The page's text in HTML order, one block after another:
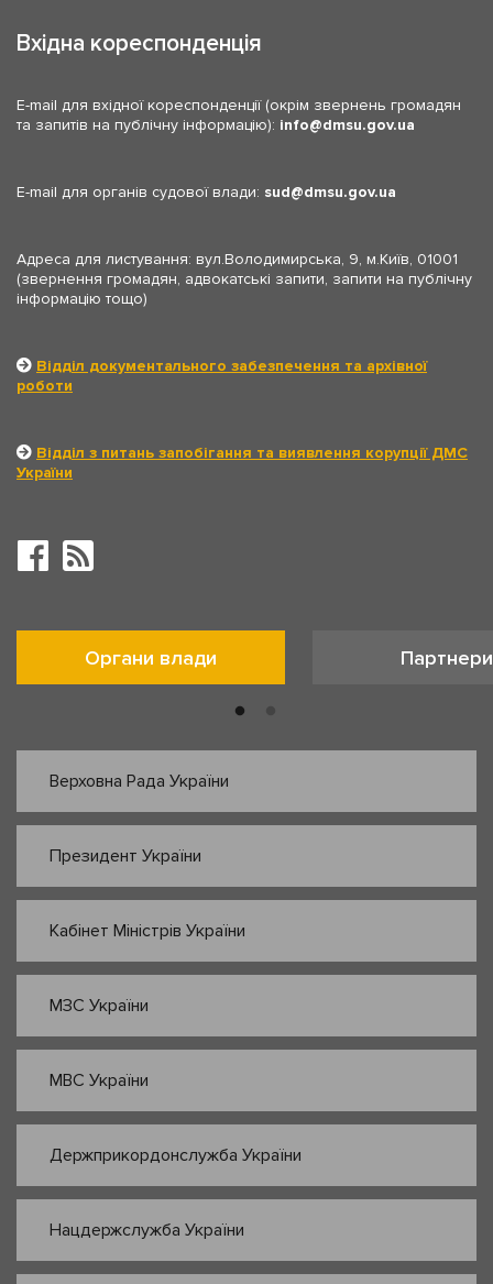
Вхідна кореспонденція
E-mail для вхідної кореспонденції (окрім звернень громадян
та запитів на публічну інформацію): info dmsu.gov.ua
E-mail для органів судової влади: sud dmsu.gov.ua
Адреса для листування: вул.Володимирська, 9, м.Київ, 01001
(звернення громадян, адвокатські запити, запити на публічну
інформацію тощо)
Відділ документального забезпечення та архівної
роботи
Відділ з питань запобігання та виявлення корупції ДМС
України
Органи влади Партнери
Верховна Рада України
Президент України
Кабінет Міністрів України
МЗС України
МВС України
Держприкордонслужба України
Нацдержслужба України